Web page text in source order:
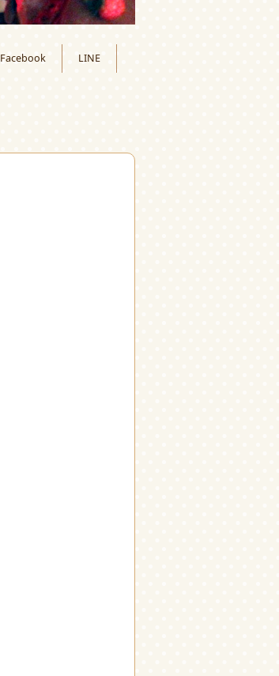
Facebook LINE